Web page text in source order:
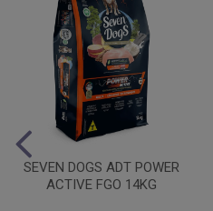
SEVEN DOGS ADT POWER
ACTIVE FGO 14KG